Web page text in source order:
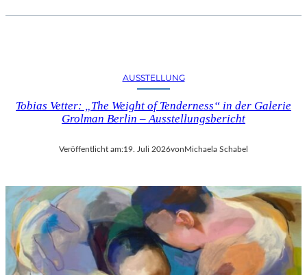
AUSSTELLUNG
Tobias Vetter: „The Weight of Tenderness“ in der Galerie
Grolman Berlin – Ausstellungsbericht
Veröffentlicht am:19. Juli 2026vonMichaela Schabel